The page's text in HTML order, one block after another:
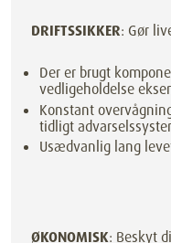
DRIFTSSIKKER: Gør
Der er brugt
vedligeholdelse
Konstant
tidligt
Usædvanlig lang
ØKONOMISK: Beskyt